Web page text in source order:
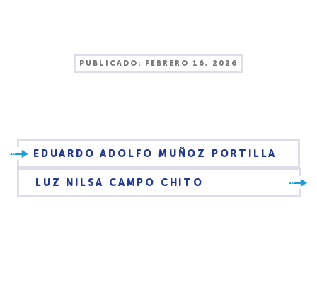
PUBLICADO: FEBRERO 16, 2026
EDUARDO ADOLFO MUÑOZ PORTILLA
LUZ NILSA CAMPO CHITO